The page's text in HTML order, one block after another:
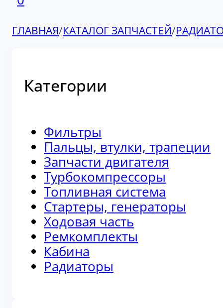
Пальцы, втулки, трапеции
Запчасти двигателя
Турбокомпрессоры
Топливная система
Стартеры, генераторы
Ходовая часть
Ремкомплекты
Кабина
Радиаторы